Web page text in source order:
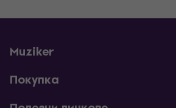
Muziker
Покупка